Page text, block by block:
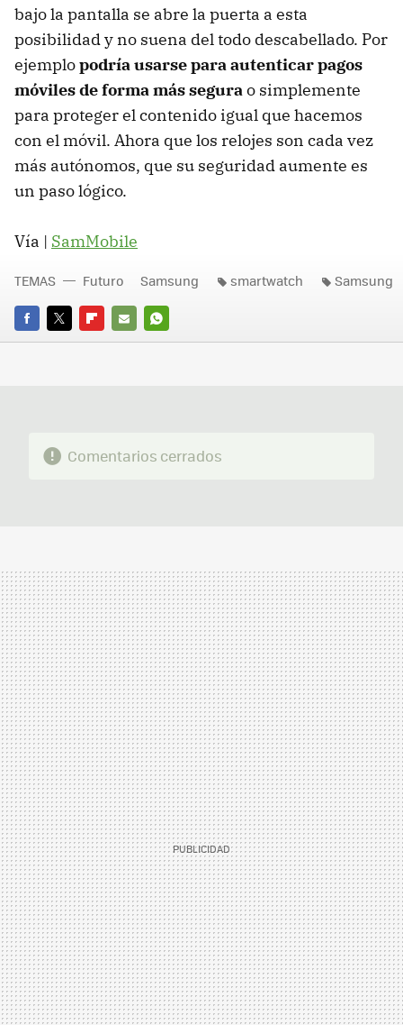
bajo la pantalla se abre la puerta a esta
posibilidad y no suena del todo descabellado. Por
ejemplopodría usarse para autenticar pagos
móviles de forma más segurao simplemente
para proteger el contenido igual que hacemos
con el móvil. Ahora que los relojes son cada vez
más autónomos, que su seguridad aumente es
un paso lógico.
Vía | SamMobile
FACEBOOK
TWITTERFLIPBOARD
E-
WHATSAPP
TEMAS Futuro Samsung smartwatch Samsung
Comentarios cerrados